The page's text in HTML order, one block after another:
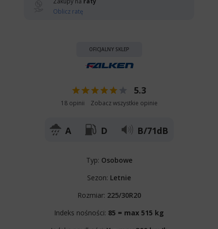
Oblicz ratę
OFICJALNY SKLEP
5.3
18 opinii Zobacz wszystkie opinie
A D B/71dB
Typ: Osobowe
Sezon: Letnie
Rozmiar: 225/30R20
Indeks nośności: 85 = max 515 kg